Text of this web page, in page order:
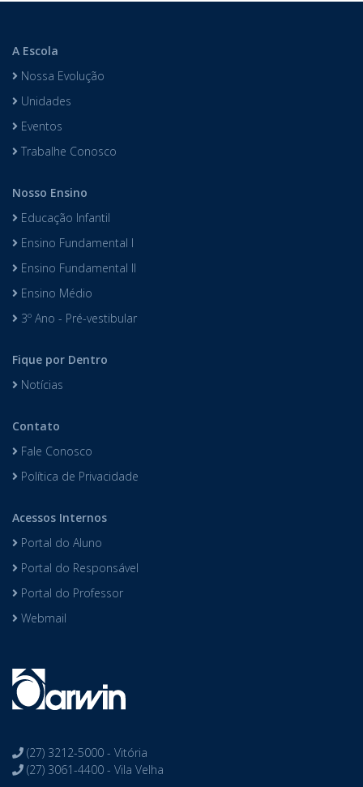
A Escola
Nossa Evolução
Unidades
Eventos
Trabalhe Conosco
Nosso Ensino
Educação Infantil
Ensino Fundamental I
Ensino Fundamental II
Ensino Médio
3º Ano - Pré-vestibular
Fique por Dentro
Notícias
Contato
Fale Conosco
Política de Privacidade
Acessos Internos
Portal do Aluno
Portal do Responsável
Portal do Professor
Webmail
(27) 3212-5000 - Vitória
(27) 3061-4400 - Vila Velha